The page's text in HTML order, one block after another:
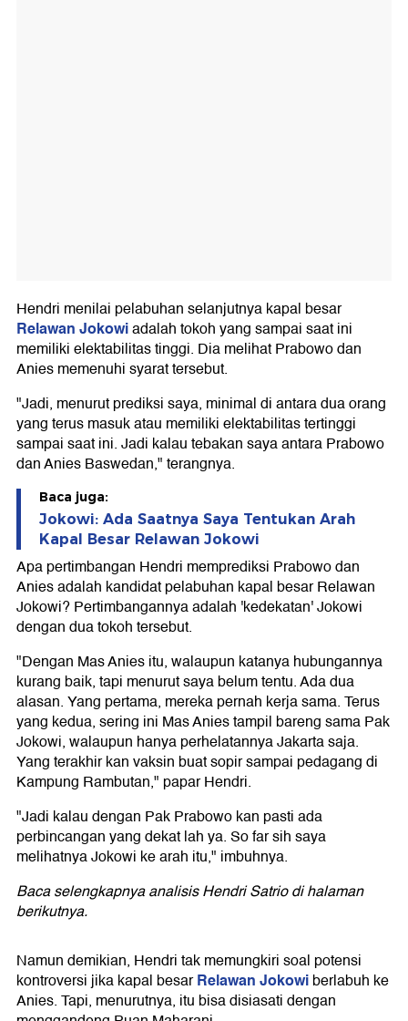
Hendri menilai pelabuhan selanjutnya kapal besar
Relawan Jokowiadalah tokoh yang sampai saat ini
memiliki elektabilitas tinggi. Dia melihat Prabowo dan
Anies memenuhi syarat tersebut.
"Jadi, menurut prediksi saya, minimal di antara dua orang
yang terus masuk atau memiliki elektabilitas tertinggi
sampai saat ini. Jadi kalau tebakan saya antara Prabowo
dan Anies Baswedan," terangnya.
Baca juga:
Jokowi: Ada Saatnya Saya Tentukan Arah
Kapal Besar Relawan Jokowi
Apa pertimbangan Hendri memprediksi Prabowo dan
Anies adalah kandidat pelabuhan kapal besar Relawan
Jokowi? Pertimbangannya adalah 'kedekatan' Jokowi
dengan dua tokoh tersebut.
"Dengan Mas Anies itu, walaupun katanya hubungannya
kurang baik, tapi menurut saya belum tentu. Ada dua
alasan. Yang pertama, mereka pernah kerja sama. Terus
yang kedua, sering ini Mas Anies tampil bareng sama Pak
Jokowi, walaupun hanya perhelatannya Jakarta saja.
Yang terakhir kan vaksin buat sopir sampai pedagang di
Kampung Rambutan," papar Hendri.
"Jadi kalau dengan Pak Prabowo kan pasti ada
perbincangan yang dekat lah ya. So far sih saya
melihatnya Jokowi ke arah itu," imbuhnya.
Baca selengkapnya analisis Hendri Satrio di halaman
berikutnya.
Namun demikian, Hendri tak memungkiri soal potensi
kontroversi jika kapal besarRelawan Jokowiberlabuh ke
Anies. Tapi, menurutnya, itu bisa disiasati dengan